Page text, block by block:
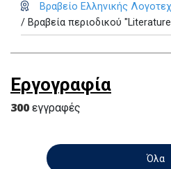
Βραβείο Ελληνικής
/ Βραβεία περιοδικού
Εργογραφία
300 εγγραφές
Όλα